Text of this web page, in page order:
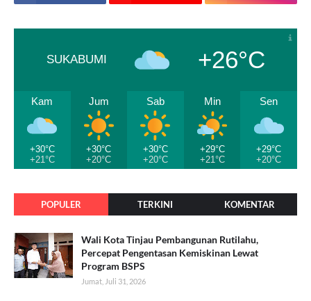
SUKABUMI +26°C
Kam
+30°C
+21°C
Jum
+30°C
+20°C
Sab
+30°C
+20°C
Min
+29°C
+21°C
Sen
+29°C
+20°C
POPULER TERKINI KOMENTAR
Wali Kota Tinjau Pembangunan Rutilahu,
Percepat Pengentasan Kemiskinan Lewat
Program BSPS
Jumat, Juli 31, 2026